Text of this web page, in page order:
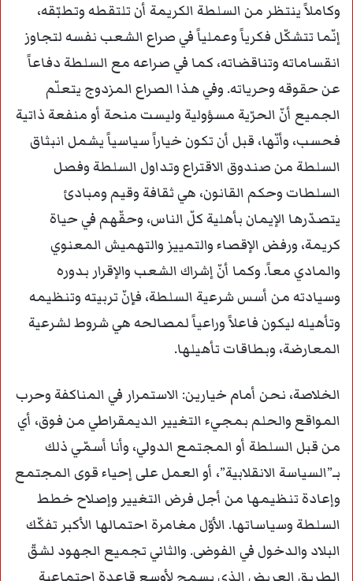
وكاملاً ينتظر من السلطة الكريمة أن تلتقطه وتطبّقه،
إنّما تتشكّل فكرياً وعملياً في صراع الشعب نفسه لتجاوز
انقساماته وتناقضاته، كما في صراعه مع السلطة دفاعاً
عن حقوقه وحرياته. وفي هذا الصراع المزدوج يتعلّم
الجميع أنّ الحرّية مسؤولية وليست منحة أو منفعة ذاتية
فحسب، وأنّها، قبل أن تكون خياراً سياسياً يشمل انبثاق
السلطة من صندوق الاقتراع وتداول السلطة وفصل
السلطات وحكم القانون، هي ثقافة وقيم ومبادئ
يتصدّرها الإيمان بأهلية كلّ الناس، وحقّهم في حياة
كريمة، ورفض الإقصاء والتمييز والتهميش المعنوي
والمادي معاً. وكما أنّ إشراك الشعب والإقرار بدوره
وسيادته من أسس شرعية السلطة، فإنّ تربيته وتنظيمه
وتأهيله ليكون فاعلاً وراعياً لمصالحه هي شروط لشرعية
المعارضة، وبطاقات تأهيلها.
الخلاصة، نحن أمام خيارين: الاستمرار في المناكفة وحرب
المواقع والحلم بمجيء التغيير الديمقراطي من فوق، أي
من قبل السلطة أو المجتمع الدولي، وأنا أسمّي ذلك
بـ”السياسة الانقلابية”، أو العمل على إحياء قوى المجتمع
وإعادة تنظيمها من أجل فرض التغيير وإصلاح خطط
السلطة وسياساتها. الأوّل مغامرة احتمالها الأكبر تفكّك
البلاد والدخول في الفوضى. والثاني تجميع الجهود لشقّ